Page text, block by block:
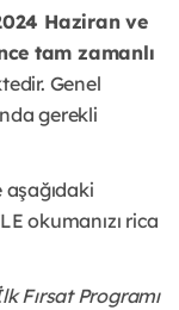
Haziran ve
tam zamanlı
Genel
gerekli
okumanızı rica
Fırsat Programı